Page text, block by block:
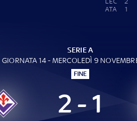
ATA
1
SERIE A
GIORNATA 14 - MERCOLEDÌ 9
FINE
2 - 1